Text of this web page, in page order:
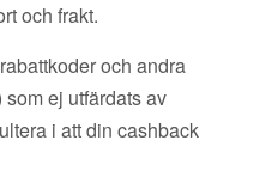
och frakt.
och andra
som ej utfärdats av
i att din cashback